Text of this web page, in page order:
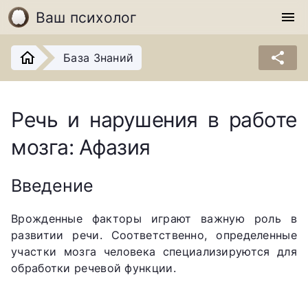
Ваш психолог menu
База Знаний share
Речь и нарушения в работе
мозга: Афазия
Введение
Врожденные факторы играют важную роль в
развитии речи. Соответственно, определенные
участки мозга человека специализируются для
обработки речевой функции.